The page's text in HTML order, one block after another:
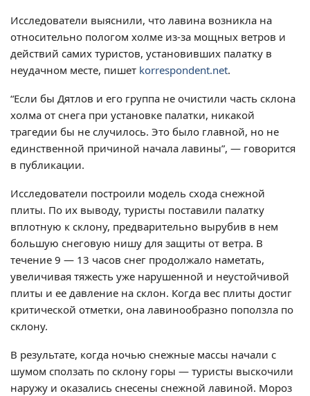
Исследователи выяснили, что лавина возникла на
относительно пологом холме из-за мощных ветров и
действий самих туристов, установивших палатку в
неудачном месте, пишет korrespondent.net.
“Если бы Дятлов и его группа не очистили часть склона
холма от снега при установке палатки, никакой
трагедии бы не случилось. Это было главной, но не
единственной причиной начала лавины”, — говорится
в публикации.
Исследователи построили модель схода снежной
плиты. По их выводу, туристы поставили палатку
вплотную к склону, предварительно вырубив в нем
большую снеговую нишу для защиты от ветра. В
течение 9 — 13 часов снег продолжало наметать,
увеличивая тяжесть уже нарушенной и неустойчивой
плиты и ее давление на склон. Когда вес плиты достиг
критической отметки, она лавинообразно поползла по
склону.
В результате, когда ночью снежные массы начали с
шумом сползать по склону горы — туристы выскочили
наружу и оказались снесены снежной лавиной. Мороз